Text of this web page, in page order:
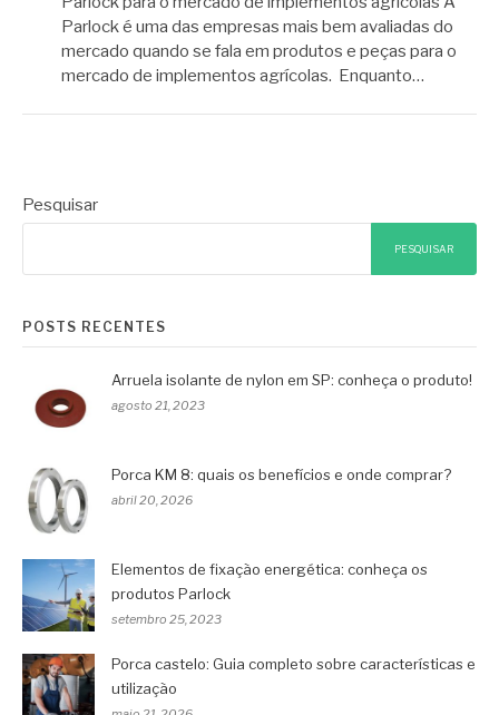
Parlock é uma das empresas mais bem avaliadas do
mercado quando se fala em produtos e peças para o
mercado de implementos agrícolas. Enquanto…
Pesquisar
PESQUISAR
POSTS RECENTES
Arruela isolante de nylon em SP: conheça o produto!
agosto 21, 2023
Porca KM 8: quais os benefícios e onde comprar?
abril 20, 2026
Elementos de fixação energética: conheça os
produtos Parlock
setembro 25, 2023
Porca castelo: Guia completo sobre características e
utilização